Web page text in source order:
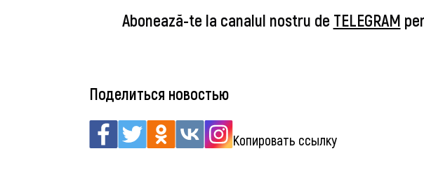
Abonează-te la canalul nostru de TELEGRAM
Поделиться новостью
Копировать ссылку